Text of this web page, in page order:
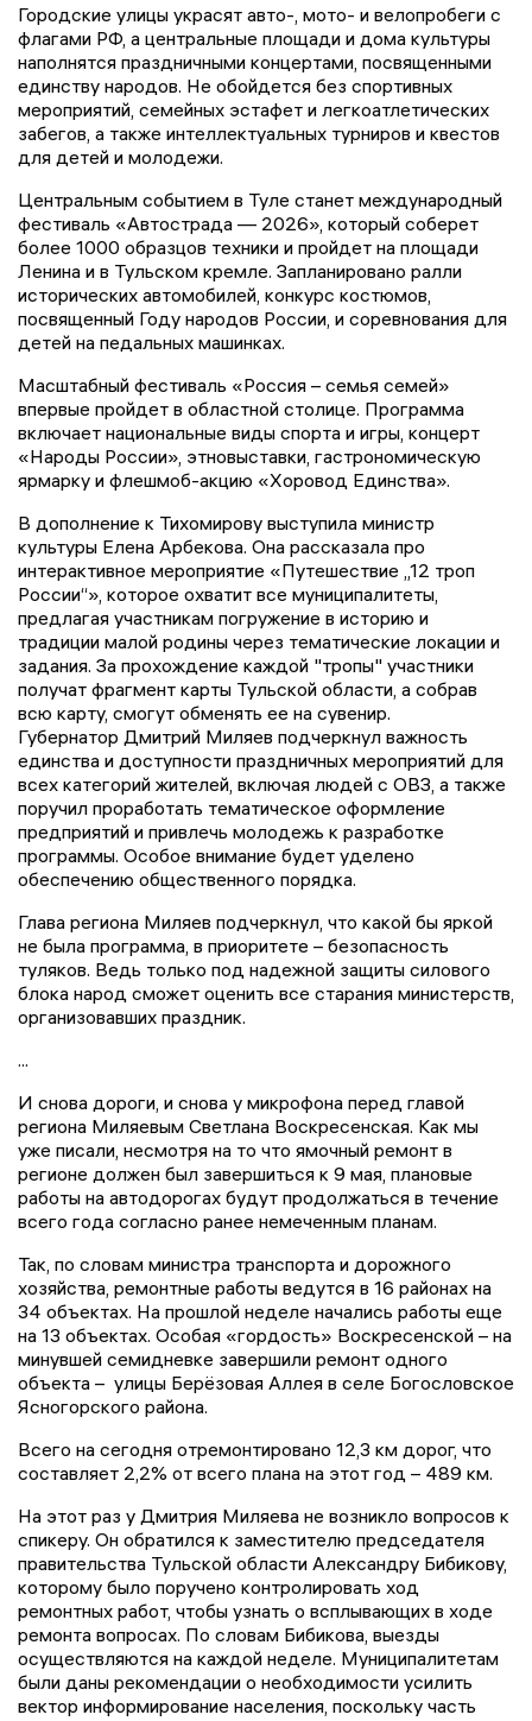
Городские улицы украсят авто-, мото- и велопробеги с
флагами РФ, а центральные площади и дома культуры
наполнятся праздничными концертами, посвященными
единству народов. Не обойдется без спортивных
мероприятий, семейных эстафет и легкоатлетических
забегов, а также интеллектуальных турниров и квестов
для детей и молодежи.
Центральным событием в Туле станет международный
фестиваль «Автострада — 2026», который соберет
более 1000 образцов техники и пройдет на площади
Ленина и в Тульском кремле. Запланировано ралли
исторических автомобилей, конкурс костюмов,
посвященный Году народов России, и соревнования для
детей на педальных машинках.
Масштабный фестиваль «Россия – семья семей»
впервые пройдет в областной столице. Программа
включает национальные виды спорта и игры, концерт
«Народы России», этновыставки, гастрономическую
ярмарку и флешмоб-акцию «Хоровод Единства».
В дополнение к Тихомирову выступила министр
культуры Елена Арбекова. Она рассказала про
интерактивное мероприятие «Путешествие „12 троп
России“», которое охватит все муниципалитеты,
предлагая участникам погружение в историю и
традиции малой родины через тематические локации и
задания. За прохождение каждой "тропы" участники
получат фрагмент карты Тульской области, а собрав
всю карту, смогут обменять ее на сувенир.
Губернатор Дмитрий Миляев подчеркнул важность
единства и доступности праздничных мероприятий для
всех категорий жителей, включая людей с ОВЗ, а также
поручил проработать тематическое оформление
предприятий и привлечь молодежь к разработке
программы. Особое внимание будет уделено
обеспечению общественного порядка.
Глава региона Миляев подчеркнул, что какой бы яркой
не была программа, в приоритете – безопасность
туляков. Ведь только под надежной защиты силового
блока народ сможет оценить все старания министерств,
организовавших праздник.
...
И снова дороги, и снова у микрофона перед главой
региона Миляевым Светлана Воскресенская. Как мы
уже писали, несмотря на то что ямочный ремонт в
регионе должен был завершиться к 9 мая, плановые
работы на автодорогах будут продолжаться в течение
всего года согласно ранее немеченным планам.
Так, по словам министра транспорта и дорожного
хозяйства, ремонтные работы ведутся в 16 районах на
34 объектах. На прошлой неделе начались работы еще
на 13 объектах. Особая «гордость» Воскресенской – на
минувшей семидневке завершили ремонт одного
объекта – улицы Берёзовая Аллея в селе Богословское
Ясногорского района.
Всего на сегодня отремонтировано 12,3 км дорог, что
составляет 2,2% от всего плана на этот год – 489 км.
На этот раз у Дмитрия Миляева не возникло вопросов к
спикеру. Он обратился к заместителю председателя
правительства Тульской области Александру Бибикову,
которому было поручено контролировать ход
ремонтных работ, чтобы узнать о всплывающих в ходе
ремонта вопросах. По словам Бибикова, выезды
осуществляются на каждой неделе. Муниципалитетам
были даны рекомендации о необходимости усилить
вектор информирование населения, поскольку часть